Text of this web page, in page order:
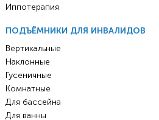
Иппотерапия
ПОДЪЁМНИКИ ДЛЯ ИНВАЛИДОВ
Вертикальные
Наклонные
Гусеничные
Комнатные
Для бассейна
Для ванны